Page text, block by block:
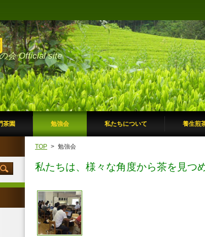
会 Official site
茶園 勉強会 私たちについて 養生煎
TOP > 勉強会
私たちは、様々な角度から茶を見つ